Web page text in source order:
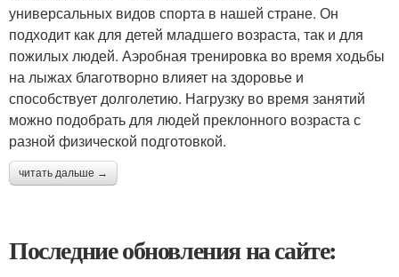
универсальных видов спорта в нашей стране. Он
подходит как для детей младшего возраста, так и для
пожилых людей. Аэробная тренировка во время ходьбы
на лыжах благотворно влияет на здоровье и
способствует долголетию. Нагрузку во время занятий
можно подобрать для людей преклонного возраста с
разной физической подготовкой.
читать дальше →
Последние обновления на сайте: